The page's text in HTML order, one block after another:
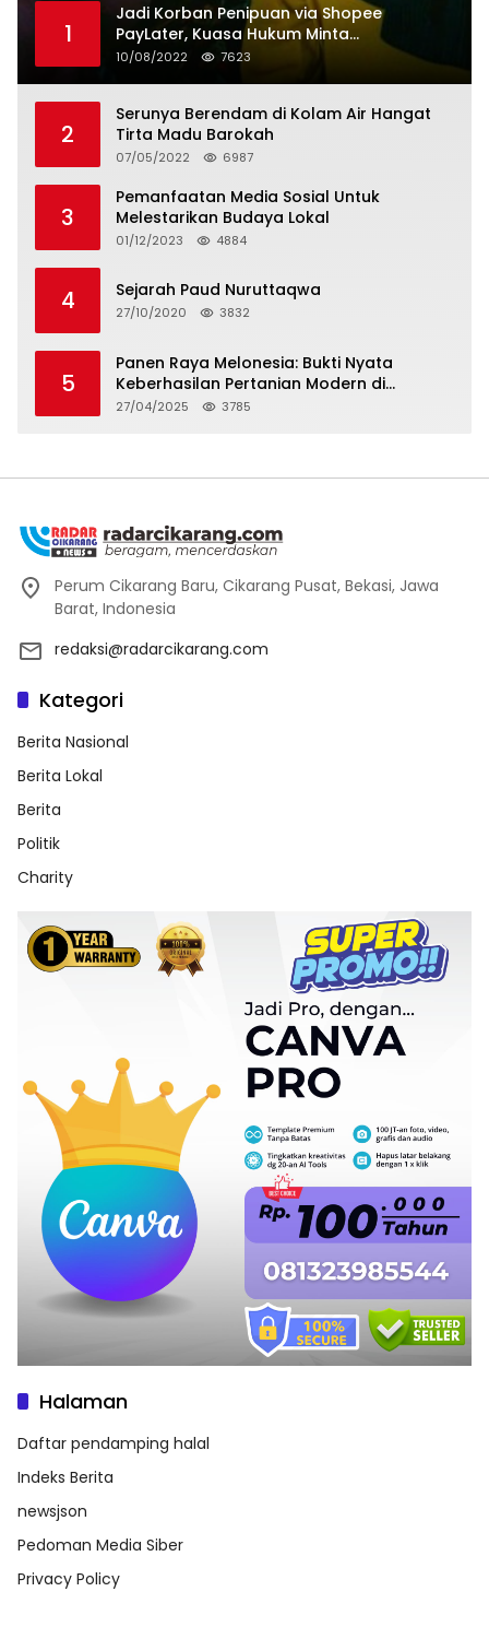
1
Jadi Korban Penipuan via Shopee
PayLater, Kuasa Hukum Minta
Penangguhan Tagihan dan Hapus Bunga
10/08/2022 7623
2
Serunya Berendam di Kolam Air Hangat
Tirta Madu Barokah
07/05/2022 6987
3
Pemanfaatan Media Sosial Untuk
Melestarikan Budaya Lokal
01/12/2023 4884
4 Sejarah Paud Nuruttaqwa
27/10/2020 3832
5
Panen Raya Melonesia: Bukti Nyata
Keberhasilan Pertanian Modern di
Kabupaten Bekasi
27/04/2025 3785
Perum Cikarang Baru, Cikarang Pusat, Bekasi, Jawa
Barat, Indonesia
redaksi@radarcikarang.com
Kategori
Berita Nasional
Berita Lokal
Berita
Politik
Charity
Halaman
Daftar pendamping halal
Indeks Berita
newsjson
Pedoman Media Siber
Privacy Policy